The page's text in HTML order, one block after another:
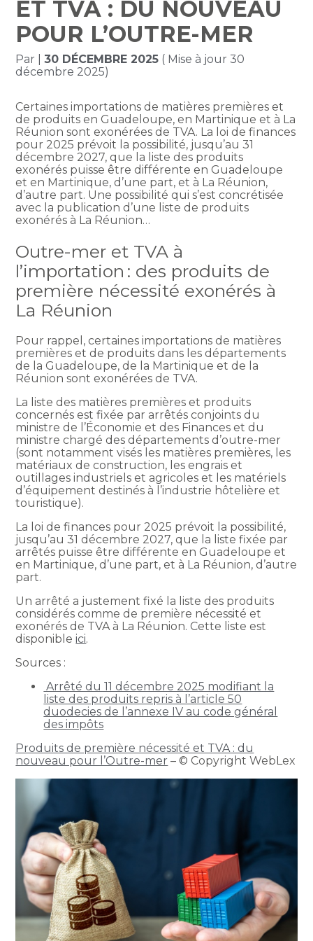
ET TVA : DU NOUVEAU
POUR L’OUTRE-MER
Par |30 DÉCEMBRE 2025 ( Mise à jour 30
décembre 2025)
Certaines importations de matières premières et
de produits en Guadeloupe, en Martinique et à La
Réunion sont exonérées de TVA. La loi de finances
pour 2025 prévoit la possibilité, jusqu’au 31
décembre 2027, que la liste des produits
exonérés puisse être différente en Guadeloupe
et en Martinique, d’une part, et à La Réunion,
d’autre part. Une possibilité qui s’est concrétisée
avec la publication d’une liste de produits
exonérés à La Réunion…
Outre-mer et TVA à
l’importation : des produits de
première nécessité exonérés à
La Réunion
Pour rappel, certaines importations de matières
premières et de produits dans les départements
de la Guadeloupe, de la Martinique et de la
Réunion sont exonérées de TVA.
La liste des matières premières et produits
concernés est fixée par arrêtés conjoints du
ministre de l’Économie et des Finances et du
ministre chargé des départements d’outre-mer
(sont notamment visés les matières premières, les
matériaux de construction, les engrais et
outillages industriels et agricoles et les matériels
d’équipement destinés à l’industrie hôtelière et
touristique).
La loi de finances pour 2025 prévoit la possibilité,
jusqu’au 31 décembre 2027, que la liste fixée par
arrêtés puisse être différente en Guadeloupe et
en Martinique, d’une part, et à La Réunion, d’autre
part.
Un arrêté a justement fixé la liste des produits
considérés comme de première nécessité et
exonérés de TVA à La Réunion. Cette liste est
disponibleici.
Sources :
Arrêté du 11 décembre 2025 modifiant la
liste des produits repris à l’article 50
duodecies de l’annexe IV au code général
des impôts
Produits de première nécessité et TVA : du
nouveau pour l’Outre-mer – © Copyright WebLex